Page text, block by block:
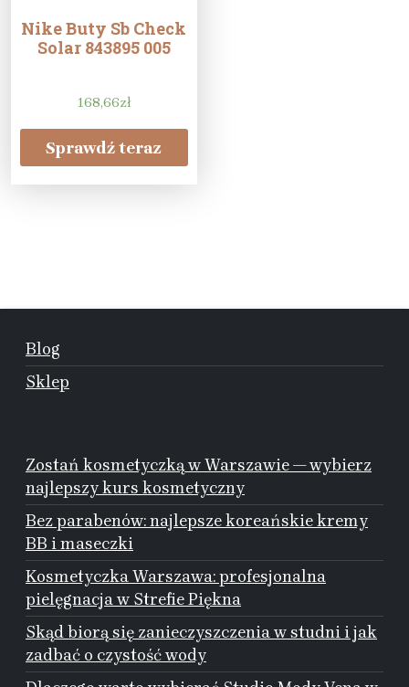
Nike Buty Sb Check
Solar 843895 005
168,66zł
Sprawdź teraz
Blog
Sklep
Zostań kosmetyczką w Warszawie — wybierz
najlepszy kurs kosmetyczny
Bez parabenów: najlepsze koreańskie kremy
BB i maseczki
Kosmetyczka Warszawa: profesjonalna
pielęgnacja w Strefie Piękna
Skąd biorą się zanieczyszczenia w studni i jak
zadbać o czystość wody